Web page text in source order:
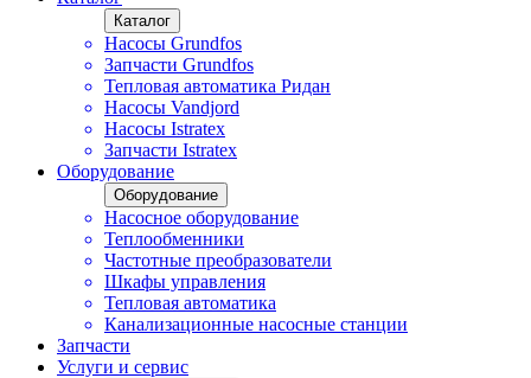
Каталог
Насосы Grundfos
Запчасти Grundfos
Тепловая автоматика Ридан
Насосы Vandjord
Насосы Istratex
Запчасти Istratex
Оборудование
Оборудование
Насосное оборудование
Теплообменники
Частотные преобразователи
Шкафы управления
Тепловая автоматика
Канализационные насосные станции
Запчасти
Услуги и сервис